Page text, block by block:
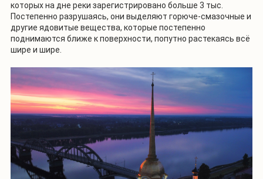
которых на дне реки зарегистрировано больше 3 тыс.
Постепенно разрушаясь, они выделяют горюче-смазочные и
другие ядовитые вещества, которые постепенно
поднимаются ближе к поверхности, попутно растекаясь всё
шире и шире.